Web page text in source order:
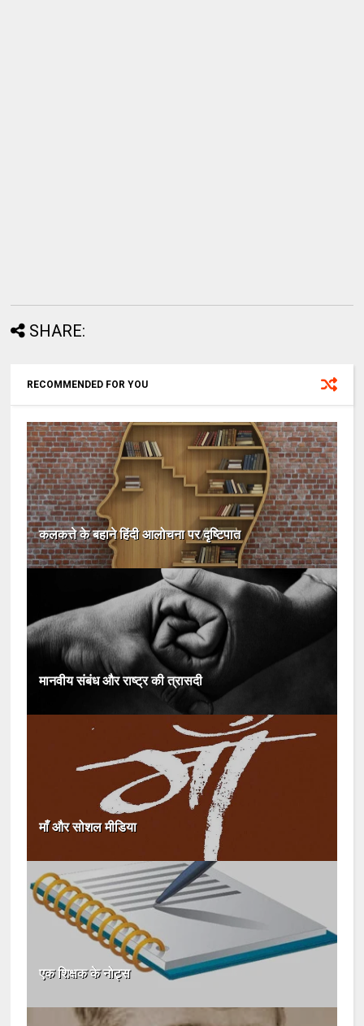
SHARE:
RECOMMENDED FOR YOU
कलकत्ते के बहाने हिंदी आलोचना पर दृष्टिपात
मानवीय संबंध और राष्ट्र की त्रासदी
माँ और सोशल मीडिया
एक शिक्षक के नोट्स